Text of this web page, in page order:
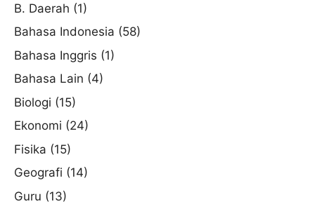
B. Daerah (1)
Bahasa Indonesia (58)
Bahasa Inggris (1)
Bahasa Lain (4)
Biologi (15)
Ekonomi (24)
Fisika (15)
Geografi (14)
Guru (13)